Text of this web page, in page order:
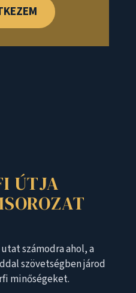
ÚTJA
számodra ahol, a
szövetségben járod
minőségeket.